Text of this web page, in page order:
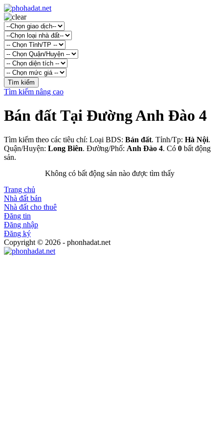
Tìm kiếm nâng cao
Bán đất Tại Đường Anh Đào 4
Tìm kiếm theo các tiêu chí: Loại BDS: Bán đất. Tỉnh/Tp: Hà Nội.
Quận/Huyện: Long Biên. Đường/Phố: Anh Đào 4. Có 0 bất động
sản.
Không có bất động sản nào được tìm thấy
Trang chủ
Nhà đất bán
Nhà đất cho thuê
Đăng tin
Đăng nhập
Đăng ký
Copyright © 2026 - phonhadat.net